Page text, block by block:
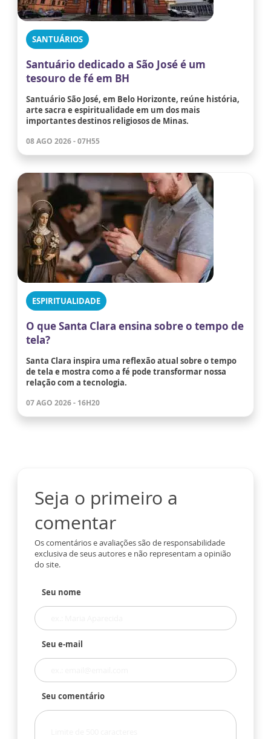
SANTUÁRIOS
Santuário dedicado a São José é um
tesouro de fé em BH
Santuário São José, em Belo Horizonte, reúne história,
arte sacra e espiritualidade em um dos mais
importantes destinos religiosos de Minas.
08 AGO 2026 - 07H55
ESPIRITUALIDADE
O que Santa Clara ensina sobre o tempo de
tela?
Santa Clara inspira uma reflexão atual sobre o tempo
de tela e mostra como a fé pode transformar nossa
relação com a tecnologia.
07 AGO 2026 - 16H20
Seja o primeiro a
comentar
Os comentários e avaliações são de responsabilidade
exclusiva de seus autores e não representam a opinião
do site.
Seu nome
Seu e-mail
Seu comentário